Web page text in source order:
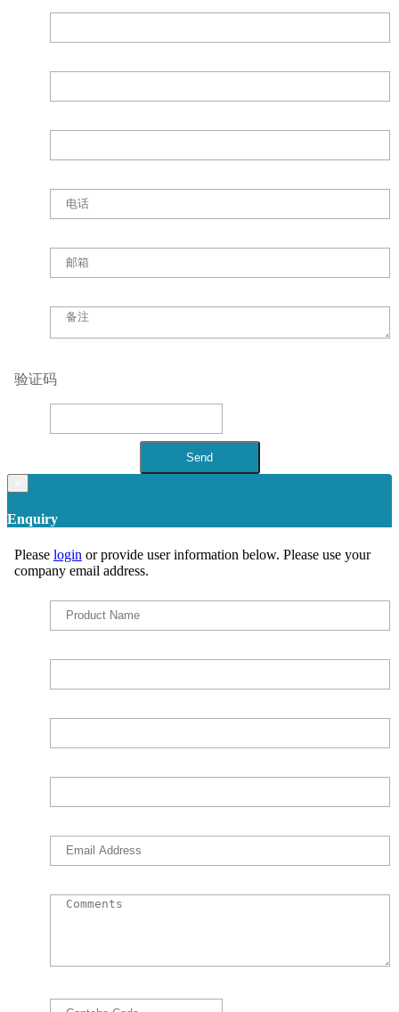
验证码
Enquiry
Please login or provide user information below. Please use your
company email address.